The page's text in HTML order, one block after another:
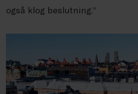
også klog beslutning.”